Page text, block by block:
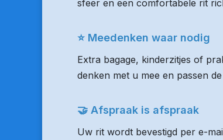
sfeer en een comfortabele rit
⭐ Meedenken waar nodig
Extra bagage, kinderzitjes of
denken met u mee en passen
🤝 Afspraak is afspraak
Uw rit wordt bevestigd per e-